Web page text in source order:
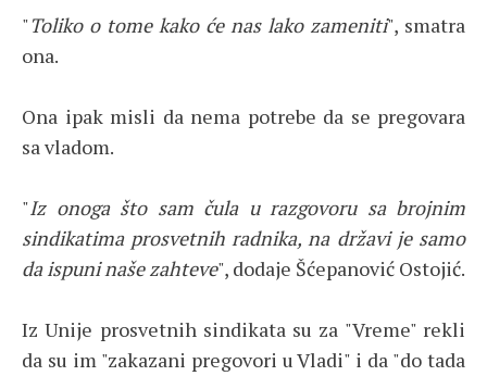
"Toliko o tome kako će nas lako zameniti", smatra
ona.
Ona ipak misli da nema potrebe da se pregovara
sa vladom.
"Iz onoga što sam čula u razgovoru sa brojnim
sindikatima prosvetnih radnika, na državi je samo
da ispuni naše zahteve", dodaje Šćepanović Ostojić.
Iz Unije prosvetnih sindikata su za "Vreme" rekli
da su im "zakazani pregovori u Vladi" i da "do tada